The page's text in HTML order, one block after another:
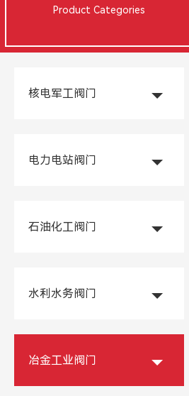
Product Categories
核电军工阀门
电力电站阀门
石油化工阀门
水利水务阀门
冶金工业阀门